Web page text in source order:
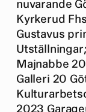
nuvarande
Kyrkerud
Gustavus
Majnabbe
Galleri 20